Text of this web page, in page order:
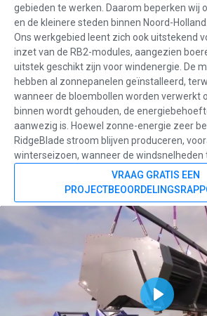
gebieden te werken. Daarom beperken wij
en de kleinere steden binnen Noord-Holland.
Ons werkgebied leent zich ook uitstekend
inzet van de RB2-modules, aangezien
uitstek geschikt zijn voor windenergie. De
hebben al zonnepanelen geïnstalleerd,
wanneer de bloembollen worden verwerkt
binnen wordt gehouden, de
aanwezig is. Hoewel zonne-energie zeer
RidgeBlade stroom blijven produceren,
winterseizoen, wanneer de windsnelheden
VRAAG GRATIS EEN
Play